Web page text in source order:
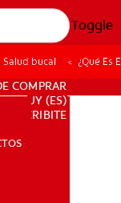
Toggle
COMPRAR
UY (ES)
SUSCRIBITE
Salud bucal ¿Qué Es